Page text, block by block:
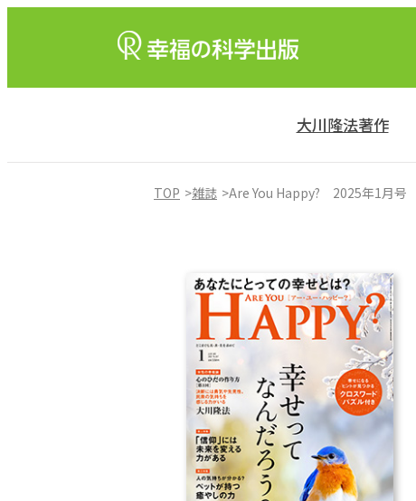
大川隆法著作
TOP 雑誌 Are You Happy? 2025年1月号